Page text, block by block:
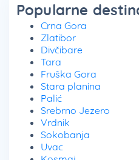
Popularne
Crna Gora
Zlatibor
Divčibare
Tara
Fruška Gora
Stara planina
Palić
Srebrno Jezero
Vrdnik
Sokobanja
Uvac